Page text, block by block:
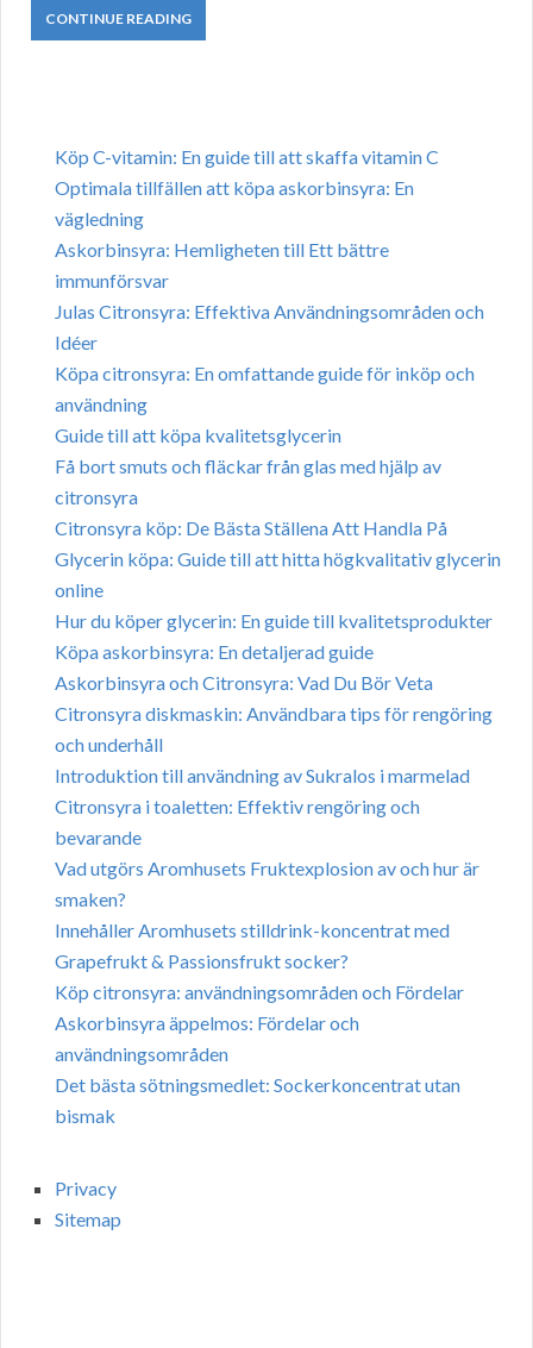
CONTINUE READING
Köp C-vitamin: En guide till att skaffa vitamin C
Optimala tillfällen att köpa askorbinsyra: En
vägledning
Askorbinsyra: Hemligheten till Ett bättre
immunförsvar
Julas Citronsyra: Effektiva Användningsområden och
Idéer
Köpa citronsyra: En omfattande guide för inköp och
användning
Guide till att köpa kvalitetsglycerin
Få bort smuts och fläckar från glas med hjälp av
citronsyra
Citronsyra köp: De Bästa Ställena Att Handla På
Glycerin köpa: Guide till att hitta högkvalitativ glycerin
online
Hur du köper glycerin: En guide till kvalitetsprodukter
Köpa askorbinsyra: En detaljerad guide
Askorbinsyra och Citronsyra: Vad Du Bör Veta
Citronsyra diskmaskin: Användbara tips för rengöring
och underhåll
Introduktion till användning av Sukralos i marmelad
Citronsyra i toaletten: Effektiv rengöring och
bevarande
Vad utgörs Aromhusets Fruktexplosion av och hur är
smaken?
Innehåller Aromhusets stilldrink-koncentrat med
Grapefrukt & Passionsfrukt socker?
Köp citronsyra: användningsområden och Fördelar
Askorbinsyra äppelmos: Fördelar och
användningsområden
Det bästa sötningsmedlet: Sockerkoncentrat utan
bismak
Privacy
Sitemap